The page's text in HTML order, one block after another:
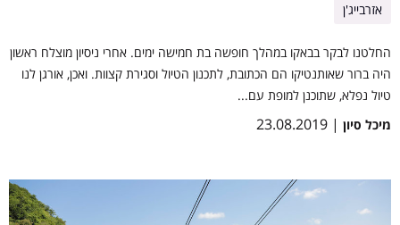
אזרבייג'ן
החלטנו לבקר בבאקו במהלך חופשה בת חמישה ימים. אחרי ניסיון מוצלח ראשון
היה ברור שאותנטיקו הם הכתובת, לתכנון הטיול וסגירת קצוות. ואכן, אורגן לנו
טיול נפלא, שתוכנן למופת עם...
מיכל סיון | 23.08.2019